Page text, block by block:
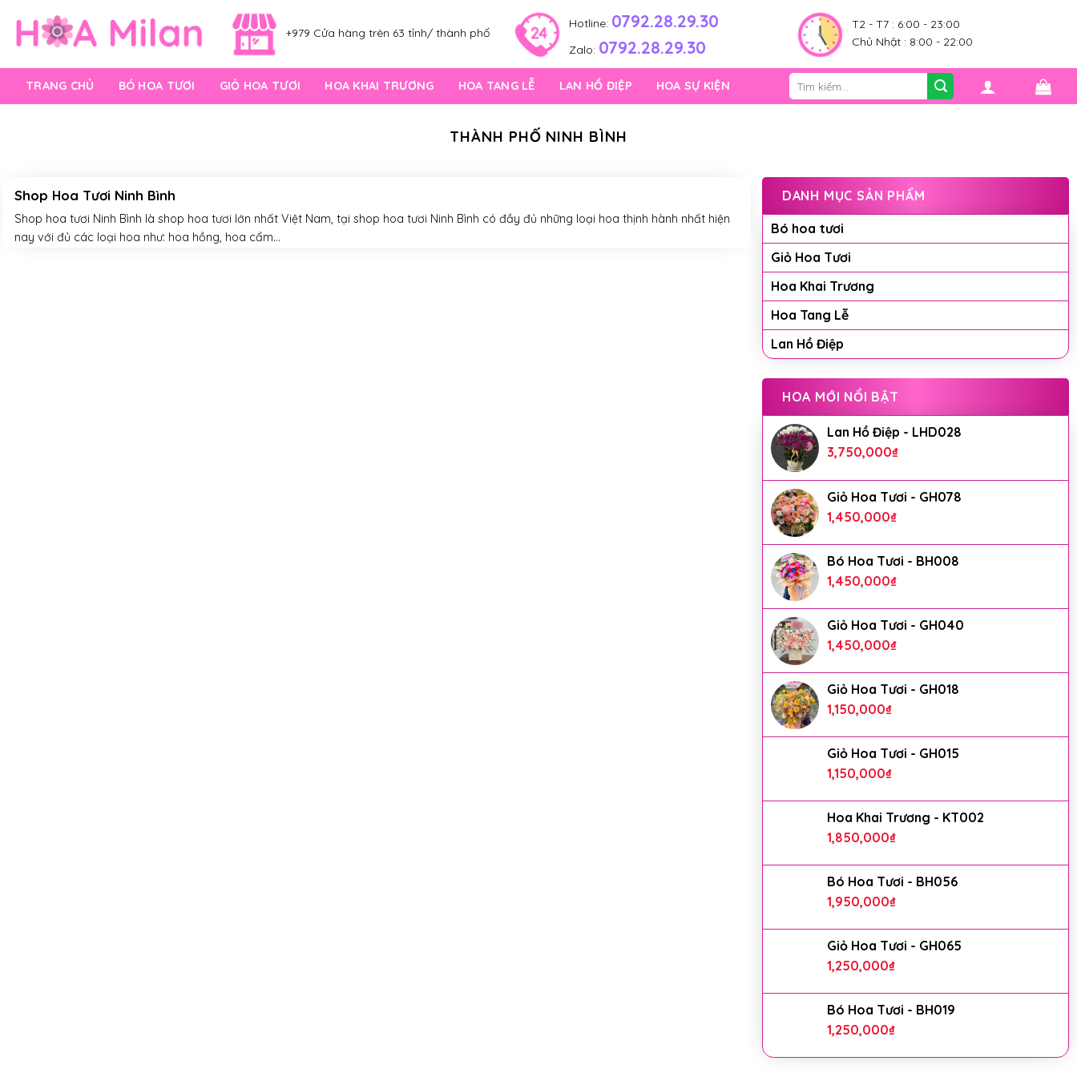
content
+979 Cửa hàng trên 63 tỉnh/ thành phố
Hotline: 0792.28.29.30
Zalo: 0792.28.29.30
T2 - T7 : 6:00 - 23:00
Chủ Nhật : 8:00 - 22:00
TRANG CHỦ BÓ HOA TƯƠI GIỎ HOA TƯƠI HOA KHAI TRƯƠNG HOA TANG LỄ LAN HỒ ĐIỆP HOA SỰ KIỆN
Tìm
kiếm:
THÀNH PHỐ NINH BÌNH
Shop Hoa Tươi Ninh Bình
Shop hoa tươi Ninh Bình là shop hoa tươi lớn nhất Việt Nam, tại shop hoa tươi Ninh Bình có đầy đủ những loại hoa thịnh hành nhất hiện
nay với đủ các loại hoa như: hoa hồng, hoa cẩm...
DANH MỤC SẢN PHẨM
Bó hoa tươi
Giỏ Hoa Tươi
Hoa Khai Trương
Hoa Tang Lễ
Lan Hồ Điệp
HOA MỚI NỔI BẬT
Lan Hồ Điệp - LHD028
3,750,000₫
Giỏ Hoa Tươi - GH078
1,450,000₫
Bó Hoa Tươi - BH008
1,450,000₫
Giỏ Hoa Tươi - GH040
1,450,000₫
Giỏ Hoa Tươi - GH018
1,150,000₫
Giỏ Hoa Tươi - GH015
1,150,000₫
Hoa Khai Trương - KT002
1,850,000₫
Bó Hoa Tươi - BH056
1,950,000₫
Giỏ Hoa Tươi - GH065
1,250,000₫
Bó Hoa Tươi - BH019
1,250,000₫